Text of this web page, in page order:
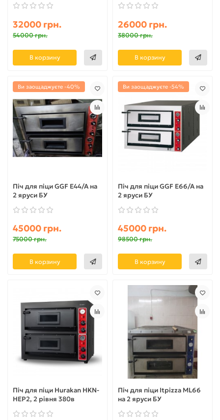
32000 грн.
54000 грн.
В корзину
26000 грн.
38000 грн.
В корзину
Ви заощаджуєте -40%
Піч для піци GGF E44/A на
2 яруси БУ
45000 грн.
75000 грн.
В корзину
Ви заощаджуєте -54%
Піч для піци GGF E66/A на
2 яруси БУ
45000 грн.
98500 грн.
В корзину
Піч для піци Hurakan HKN-
HEP2, 2 рівня 380в
Піч для піци Itpizza ML66
на 2 яруси БУ